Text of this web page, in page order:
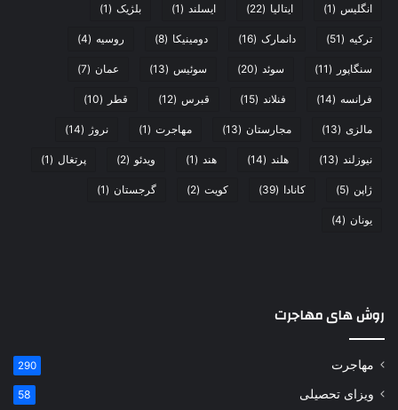
انگلیس (1) ایتالیا (22) ایسلند (1) بلژیک (1)
ترکیه (51) دانمارک (16) دومینیکا (8) روسیه (4)
سنگاپور (11) سوئد (20) سوئیس (13) عمان (7)
فرانسه (14) فنلاند (15) قبرس (12) قطر (10)
مالزی (13) مجارستان (13) مهاجرت (1) نروژ (14)
نیوزلند (13) هلند (14) هند (1) ویدئو (2) پرتغال (1)
ژاپن (5) کانادا (39) کویت (2) گرجستان (1)
یونان (4)
روش های مهاجرت
مهاجرت 290
ویزای تحصیلی 58